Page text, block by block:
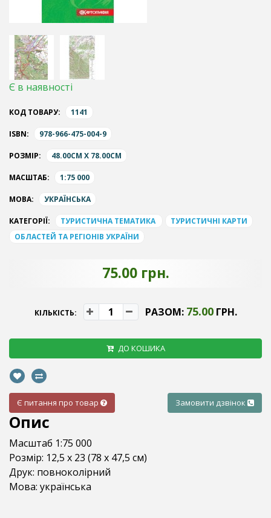
Є в наявності
КОД ТОВАРУ: 1141
ISBN: 978-966-475-004-9
РОЗМІР: 48.00CM X 78.00CM
МАСШТАБ: 1:75 000
МОВА: УКРАЇНСЬКА
КАТЕГОРІЇ: ТУРИСТИЧНА ТЕМАТИКА
ТУРИСТИЧНІ КАРТИ
ОБЛАСТЕЙ ТА РЕГІОНІВ УКРАЇНИ
75.00 грн.
КІЛЬКІСТЬ: РАЗОМ: 75.00ГРН.
ДО КОШИКА
Є питання про товар Замовити дзвінок
Опис
Масштаб 1:75 000
Розмір: 12,5 x 23 (78 х 47,5 см)
Друк: повноколірний
Мова: українська